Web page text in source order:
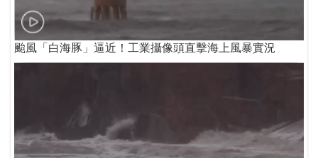
颱風「白海豚」逼近！工業攝像頭直擊海上風暴實況